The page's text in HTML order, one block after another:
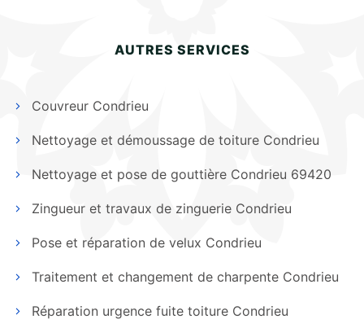
AUTRES SERVICES
Couvreur Condrieu
Nettoyage et démoussage de toiture Condrieu
Nettoyage et pose de gouttière Condrieu 69420
Zingueur et travaux de zinguerie Condrieu
Pose et réparation de velux Condrieu
Traitement et changement de charpente Condrieu
Réparation urgence fuite toiture Condrieu